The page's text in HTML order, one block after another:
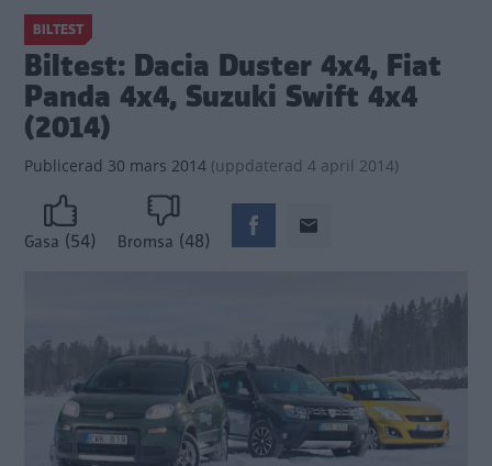
BILTEST
Biltest: Dacia Duster 4x4, Fiat
Panda 4x4, Suzuki Swift 4x4
(2014)
Publicerad 30 mars 2014 (uppdaterad 4 april 2014)
Gasa (54) Bromsa (48)